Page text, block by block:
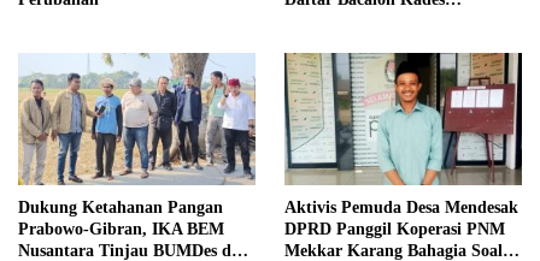
Dukung Ketahanan Pangan
Prabowo-Gibran, IKA BEM
Nusantara Tinjau BUMDes dan
Aktivis Pemuda Desa Mendesak
DPRD Panggil Koperasi PNM
Mekkar Karang Bahagia Soal